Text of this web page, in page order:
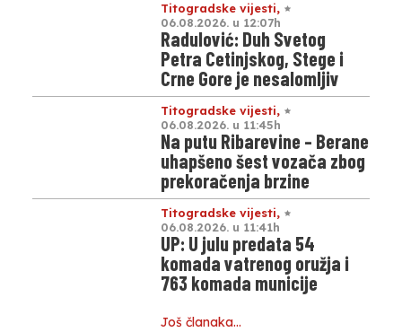
Titogradske vijesti,
06.08.2026. u 12:07h
Radulović: Duh Svetog
Petra Cetinjskog, Stege i
Crne Gore je nesalomljiv
Titogradske vijesti,
06.08.2026. u 11:45h
Na putu Ribarevine – Berane
uhapšeno šest vozača zbog
prekoračenja brzine
Titogradske vijesti,
06.08.2026. u 11:41h
UP: U julu predata 54
komada vatrenog oružja i
763 komada municije
Još članaka…